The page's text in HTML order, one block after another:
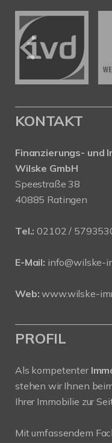
KONTAKT
Finanzierungs- und
Wilske GmbH
Speestraße 38
40885 Ratingen
Tel.: 02102 /
E-Mail: info@wilske-
Web: www.wilske-
PROFIL
Als kompetenter
stehen wir Ihnen
Ihrer Immobilie zur
Mit umfassendem